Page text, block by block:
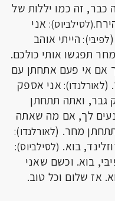
זה כמו יללות של
.(לסילביוס):אני
לפיבּי): הייתי אוהב
תפגשו אותי כולכם.
אם אי פעם אתחתן עם
(לאורלנדו): אני אספק
גבר, ואתה תתחתן
לך, אם מה שאתה
מחר. (לאורלנדו):
בוא. (לסילביוס):
בוא. וכשם שאני
אז שלום וכל טוב.